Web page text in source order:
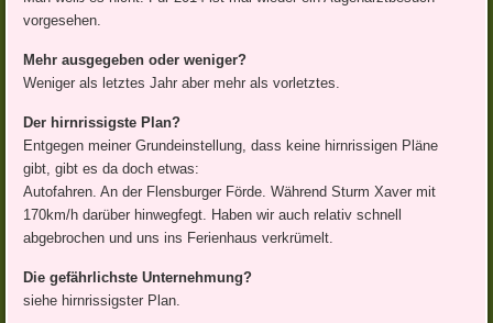
vorgesehen.
Mehr ausgegeben oder weniger?
Weniger als letztes Jahr aber mehr als vorletztes.
Der hirnrissigste Plan?
Entgegen meiner Grundeinstellung, dass keine hirnrissigen Pläne
gibt, gibt es da doch etwas:
Autofahren. An der Flensburger Förde. Während Sturm Xaver mit
170km/h darüber hinwegfegt. Haben wir auch relativ schnell
abgebrochen und uns ins Ferienhaus verkrümelt.
Die gefährlichste Unternehmung?
siehe hirnrissigster Plan.